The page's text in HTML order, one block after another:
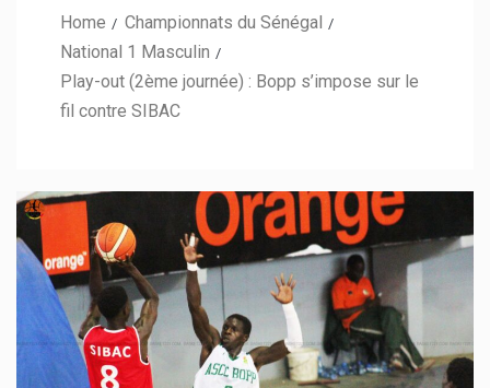
Home
Championnats du Sénégal
National 1 Masculin
Play-out (2ème journée) : Bopp s’impose sur le
fil contre SIBAC